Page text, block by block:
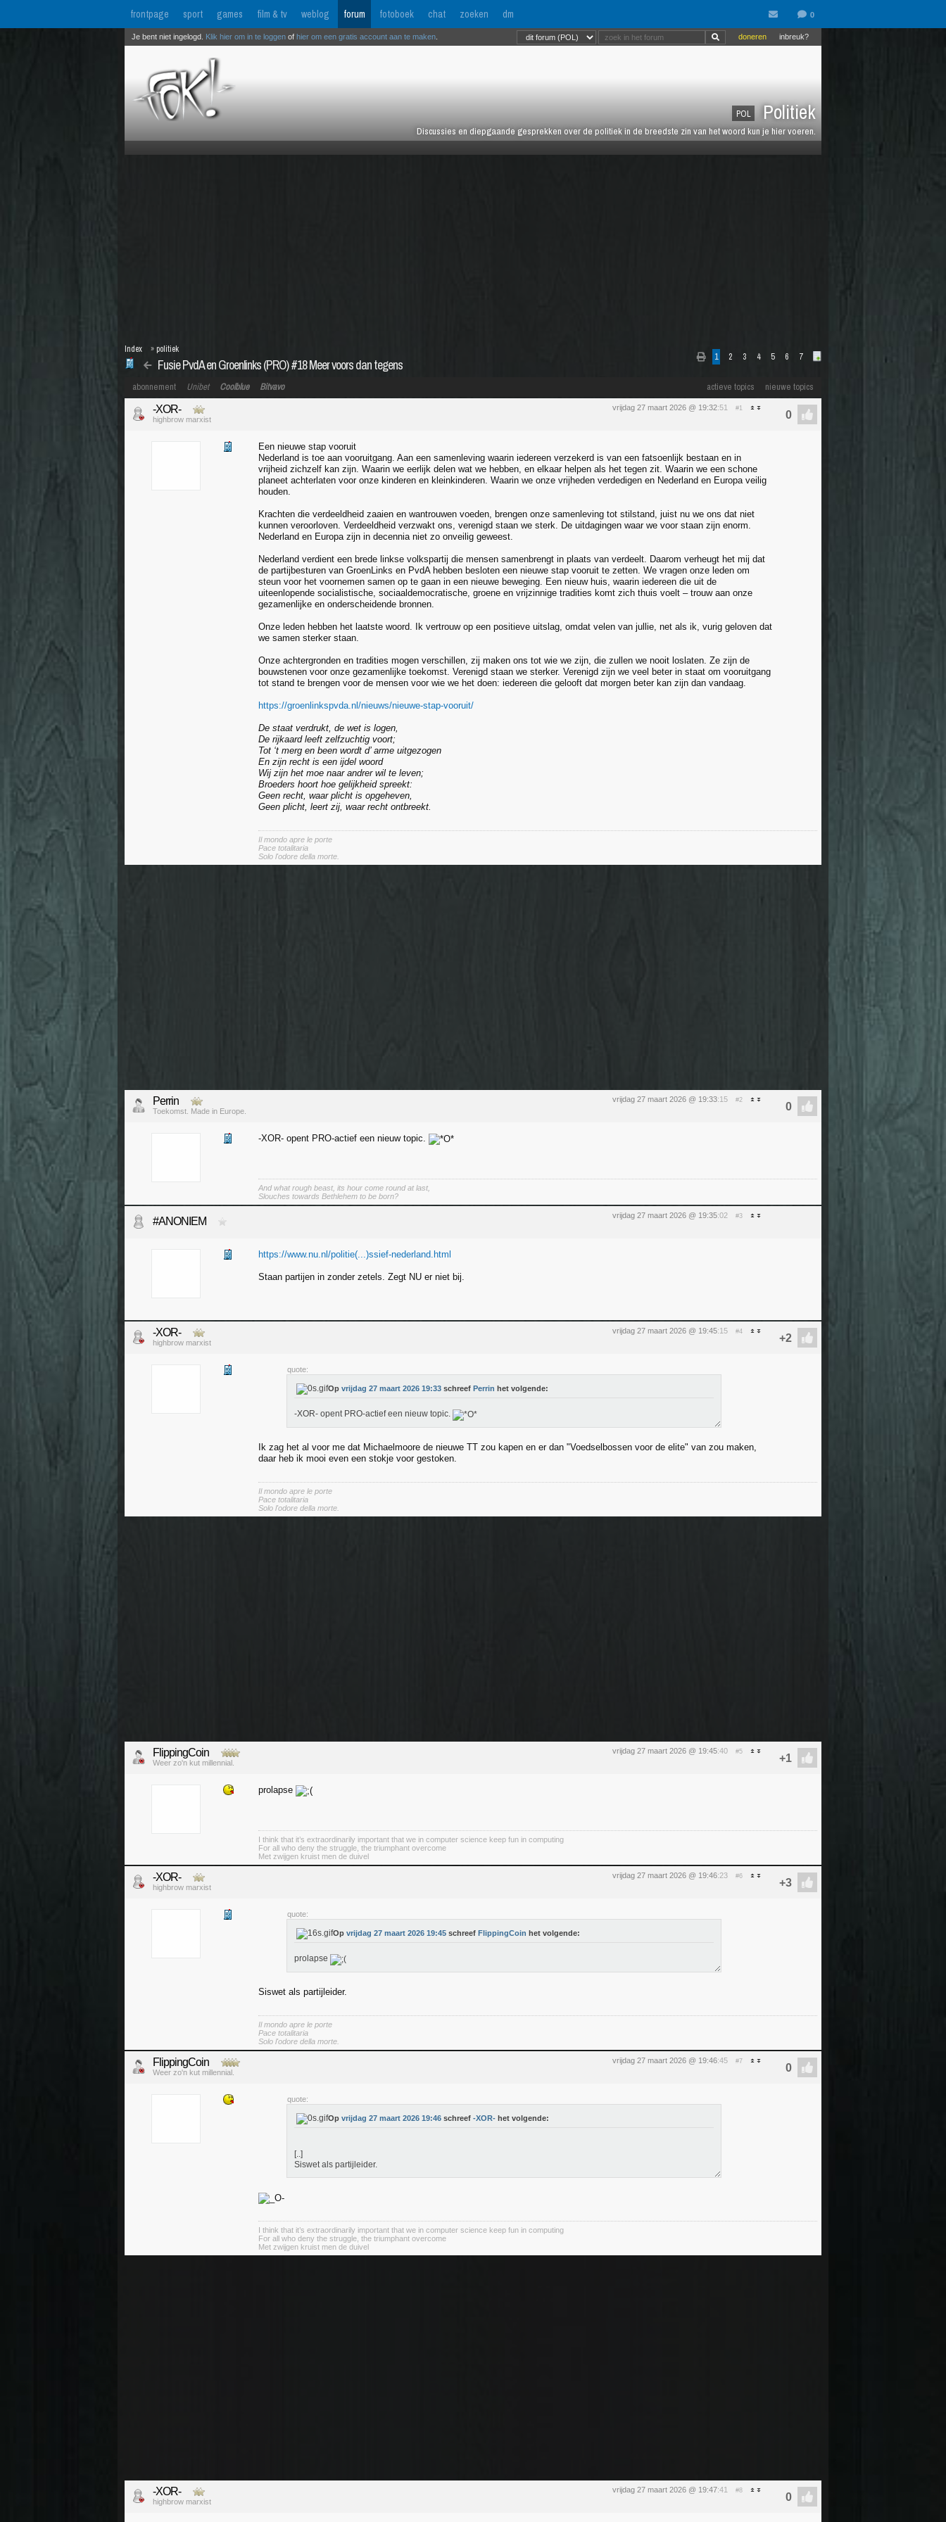
frontpage sport games film & tv weblog forum fotoboek chat zoeken dm
POL Politiek
Discussies en diepgaande gesprekken over de politiek in de breedste zin van het woord kun je hier voeren.
inbreuk?
doneren
Je bent niet ingelogd. Klik hier om in te loggen of hier om een gratis account aan te maken
1 2 3 4 5 6 7
Fusie PvdA en Groenlinks (PRO) #18 Meer voors dan tegens
Index » politiek
actieve topics nieuwe topics
abonnement Unibet Coolblue Bitvavo
vrijdag 27 maart 2026 @ 19:32:51 #1
-XOR-
highbrow marxist
Een nieuwe stap vooruit
Nederland is toe aan vooruitgang. Aan een samenleving waarin iedereen verzekerd is van een fatsoenlijk bestaan en in
vrijheid zichzelf kan zijn. Waarin we eerlijk delen wat we hebben, en elkaar helpen als het tegen zit. Waarin we een schone
planeet achterlaten voor onze kinderen en kleinkinderen. Waarin we onze vrijheden verdedigen en Nederland en Europa veilig
houden.
Krachten die verdeeldheid zaaien en wantrouwen voeden, brengen onze samenleving tot stilstand, juist nu we ons dat niet
kunnen veroorloven. Verdeeldheid verzwakt ons, verenigd staan we sterk. De uitdagingen waar we voor staan zijn enorm.
Nederland en Europa zijn in decennia niet zo onveilig geweest.
Nederland verdient een brede linkse volkspartij die mensen samenbrengt in plaats van verdeelt. Daarom verheugt het mij dat
de partijbesturen van GroenLinks en PvdA hebben besloten een nieuwe stap vooruit te zetten. We vragen onze leden om
steun voor het voornemen samen op te gaan in een nieuwe beweging. Een nieuw huis, waarin iedereen die uit de
uiteenlopende socialistische, sociaaldemocratische, groene en vrijzinnige tradities komt zich thuis voelt – trouw aan onze
gezamenlijke en onderscheidende bronnen.
Onze leden hebben het laatste woord. Ik vertrouw op een positieve uitslag, omdat velen van jullie, net als ik, vurig geloven dat
we samen sterker staan.
Onze achtergronden en tradities mogen verschillen, zij maken ons tot wie we zijn, die zullen we nooit loslaten. Ze zijn de
bouwstenen voor onze gezamenlijke toekomst. Verenigd staan we sterker. Verenigd zijn we veel beter in staat om vooruitgang
tot stand te brengen voor de mensen voor wie we het doen: iedereen die gelooft dat morgen beter kan zijn dan vandaag.
https://groenlinkspvda.nl/nieuws/nieuwe-stap-vooruit/
De staat verdrukt, de wet is logen,
De rijkaard leeft zelfzuchtig voort;
Tot ‘t merg en been wordt d’ arme uitgezogen
En zijn recht is een ijdel woord
Wij zijn het moe naar andrer wil te leven;
Broeders hoort hoe gelijkheid spreekt:
Geen recht, waar plicht is opgeheven,
Geen plicht, leert zij, waar recht ontbreekt.
Il mondo apre le porte
Pace totalitaria
Solo l'odore della morte.
vrijdag 27 maart 2026 @ 19:33:15 #2
Perrin
Toekomst. Made in Europe.
-XOR- opent PRO-actief een nieuw topic.
And what rough beast, its hour come round at last,
Slouches towards Bethlehem to be born?
vrijdag 27 maart 2026 @ 19:35:02 #3
#ANONIEM
https://www.nu.nl/politie(...)ssief-nederland.html
Staan partijen in zonder zetels. Zegt NU er niet bij.
vrijdag 27 maart 2026 @ 19:45:15 #4
-XOR-
highbrow marxist
quote:
Op vrijdag 27 maart 2026 19:33 schreef Perrin het volgende:
-XOR- opent PRO-actief een nieuw topic.
Ik zag het al voor me dat Michaelmoore de nieuwe TT zou kapen en er dan "Voedselbossen voor de elite" van zou maken,
daar heb ik mooi even een stokje voor gestoken.
Il mondo apre le porte
Pace totalitaria
Solo l'odore della morte.
vrijdag 27 maart 2026 @ 19:45:40 #5
FlippingCoin
Weer zo'n kut millennial.
prolapse
I think that it’s extraordinarily important that we in computer science keep fun in computing
For all who deny the struggle, the triumphant overcome
Met zwijgen kruist men de duivel
vrijdag 27 maart 2026 @ 19:46:23 #6
-XOR-
highbrow marxist
quote:
Op vrijdag 27 maart 2026 19:45 schreef FlippingCoin het volgende:
prolapse
Siswet als partijleider.
Il mondo apre le porte
Pace totalitaria
Solo l'odore della morte.
vrijdag 27 maart 2026 @ 19:46:45 #7
FlippingCoin
Weer zo'n kut millennial.
quote:
Op vrijdag 27 maart 2026 19:46 schreef -XOR- het volgende:
[..]
Siswet als partijleider.
I think that it’s extraordinarily important that we in computer science keep fun in computing
For all who deny the struggle, the triumphant overcome
Met zwijgen kruist men de duivel
vrijdag 27 maart 2026 @ 19:47:41 #8
-XOR-
highbrow marxist